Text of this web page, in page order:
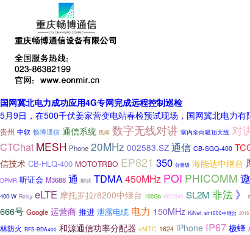
国网冀北电力成功应用4G专网完成远程控制巡检
5月9日，在500千伏姜家营变电站春检预试现场，国网冀北电力
贵州 中软 畅博通信 通信系统 民间 数字无线对讲 室内全向吸顶天线 对
CTChat MESH Phone 20MHz 002583.SZ 通信 CB-SGQ-400
信技术 CB-HLQ-400 MOTOTRBO EP821 350 分量级 海能达中继台
DPMR 听证会 M3688 通 能达 TDMA450MHz POI PHICOMM
400-W Relay eLTE 摩托罗拉r8200中继台 100Gb WCDMA SL2M 非法 》
666号 Google 运营商 推进 泄露电缆 电力 150MHz KiNet slr1000中继台 2016
林防火 RFS-BDA400 和源通信功率分配器 eMTC 1624 iPhone IP67 极蜂